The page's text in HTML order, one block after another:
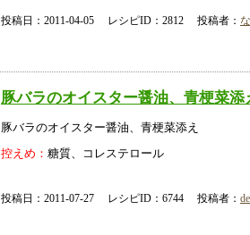
投稿日：2011-04-05 レシピID：2812 投稿者：
豚バラのオイスター醤油、青梗菜添
豚バラのオイスター醤油、青梗菜添え
控えめ： 糖質、コレステロール
投稿日：2011-07-27 レシピID：6744 投稿者：